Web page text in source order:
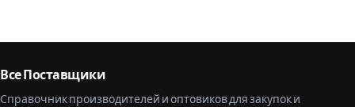
Все Поставщики
Справочник производителей и оптовиков для закупок и